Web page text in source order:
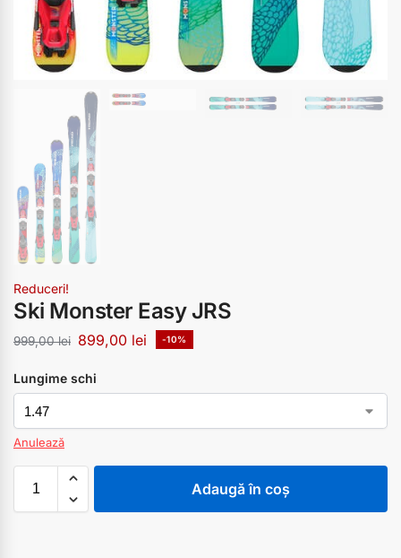
Reduceri!
Ski Monster Easy JRS
999,00lei 899,00 lei -10%
Lungime schi
Anulează
Adaugă în coș